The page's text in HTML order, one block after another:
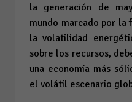
la generación de
mundo marcado por la
la volatilidad
sobre los recursos,
una economía más
el volátil escenario